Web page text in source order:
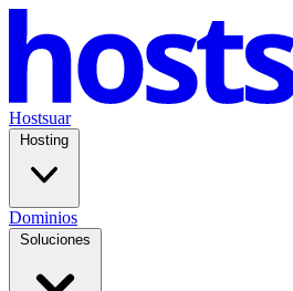
Hostsuar
Hosting
Dominios
Soluciones